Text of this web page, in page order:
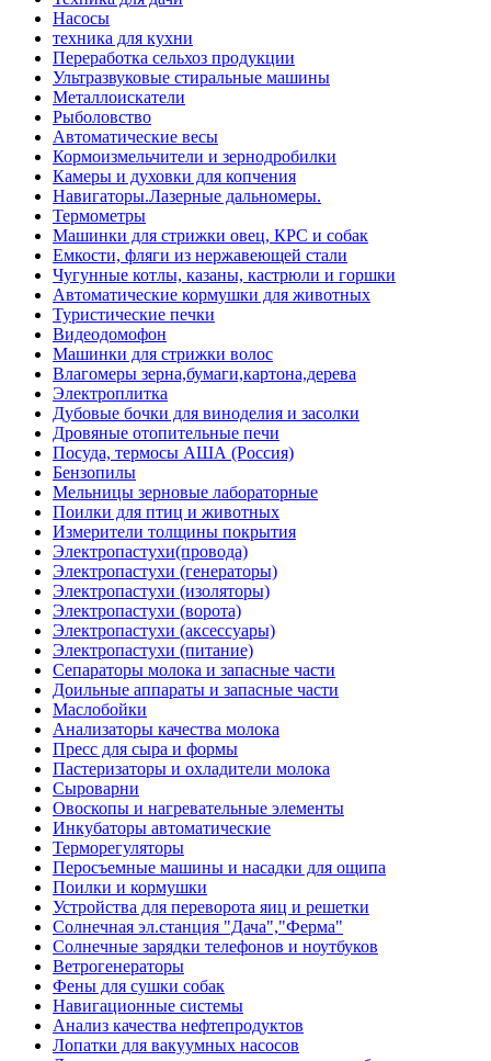
Насосы
техника для кухни
Переработка сельхоз продукции
Ультразвуковые стиральные машины
Металлоискатели
Рыболовство
Автоматические весы
Кормоизмельчители и зернодробилки
Камеры и духовки для копчения
Навигаторы.Лазерные дальномеры.
Термометры
Машинки для стрижки овец, КРС и собак
Емкости, фляги из нержавеющей стали
Чугунные котлы, казаны, кастрюли и горшки
Автоматические кормушки для животных
Туристические печки
Видеодомофон
Машинки для стрижки волос
Влагомеры зерна,бумаги,картона,дерева
Электроплитка
Дубовые бочки для виноделия и засолки
Дровяные отопительные печи
Посуда, термосы АША (Россия)
Бензопилы
Мельницы зерновые лабораторные
Поилки для птиц и животных
Измерители толщины покрытия
Электропастухи(провода)
Электропастухи (генераторы)
Электропастухи (изоляторы)
Электропастухи (ворота)
Электропастухи (аксессуары)
Электропастухи (питание)
Сепараторы молока и запасные части
Доильные аппараты и запасные части
Маслобойки
Анализаторы качества молока
Пресс для сыра и формы
Пастеризаторы и охладители молока
Сыроварни
Овоскопы и нагревательные элементы
Инкубаторы автоматические
Терморегуляторы
Перосъемные машины и насадки для ощипа
Поилки и кормушки
Устройства для переворота яиц и решетки
Солнечная эл.станция "Дача","Ферма"
Солнечные зарядки телефонов и ноутбуков
Ветрогенераторы
Фены для сушки собак
Навигационные системы
Анализ качества нефтепродуктов
Лопатки для вакуумных насосов